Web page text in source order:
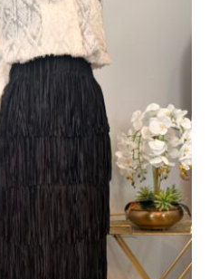
Siyah Yüksek Bel
Etek